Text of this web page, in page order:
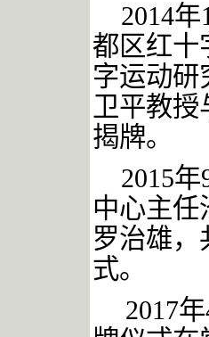
2014
都区红十
字运动研
卫平教授
揭牌。
2015
中心主
罗治雄，
式。
2017年